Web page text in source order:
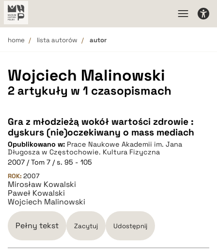
home lista autorów autor
Wojciech Malinowski
2 artykuły w 1 czasopismach
Gra z młodzieżą wokół wartości zdrowie :
dyskurs (nie)oczekiwany o mass mediach
Opublikowano w: Prace Naukowe Akademii im. Jana
Długosza w Częstochowie. Kultura Fizyczna
2007 / Tom 7 / s. 95 - 105
ROK: 2007
Mirosław Kowalski
Paweł Kowalski
Wojciech Malinowski
Pełny tekst Zacytuj Udostępnij